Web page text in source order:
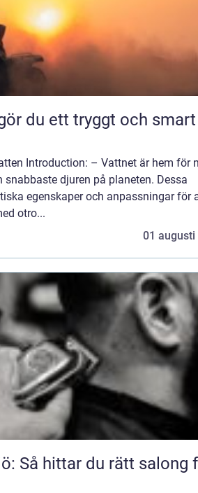
Introduction: – Vattnet är hem för
djuren på planeten. Dessa
egenskaper och anpassningar för
otro...
01 augusti
Så hittar du rätt salong